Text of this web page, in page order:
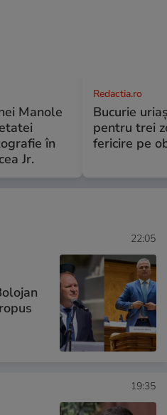
Manole
în
Jr.
Redactia.ro
Bucurie
pentru trei
fericire pe
22:05
19:35